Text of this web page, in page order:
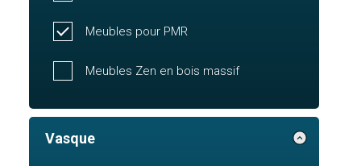
Meubles pour PMR
Meubles Zen en bois massif
Vasque